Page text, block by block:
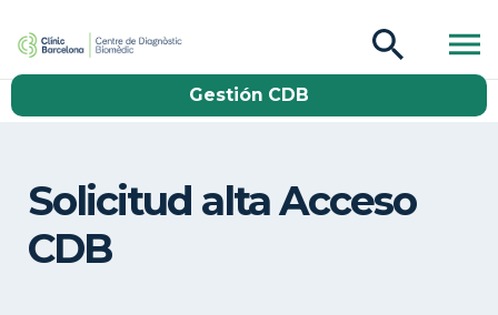
Gestión CDB
Solicitud alta Acceso
CDB